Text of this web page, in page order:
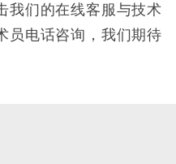
我们的在线客服与技术
员电话咨询，我们期待